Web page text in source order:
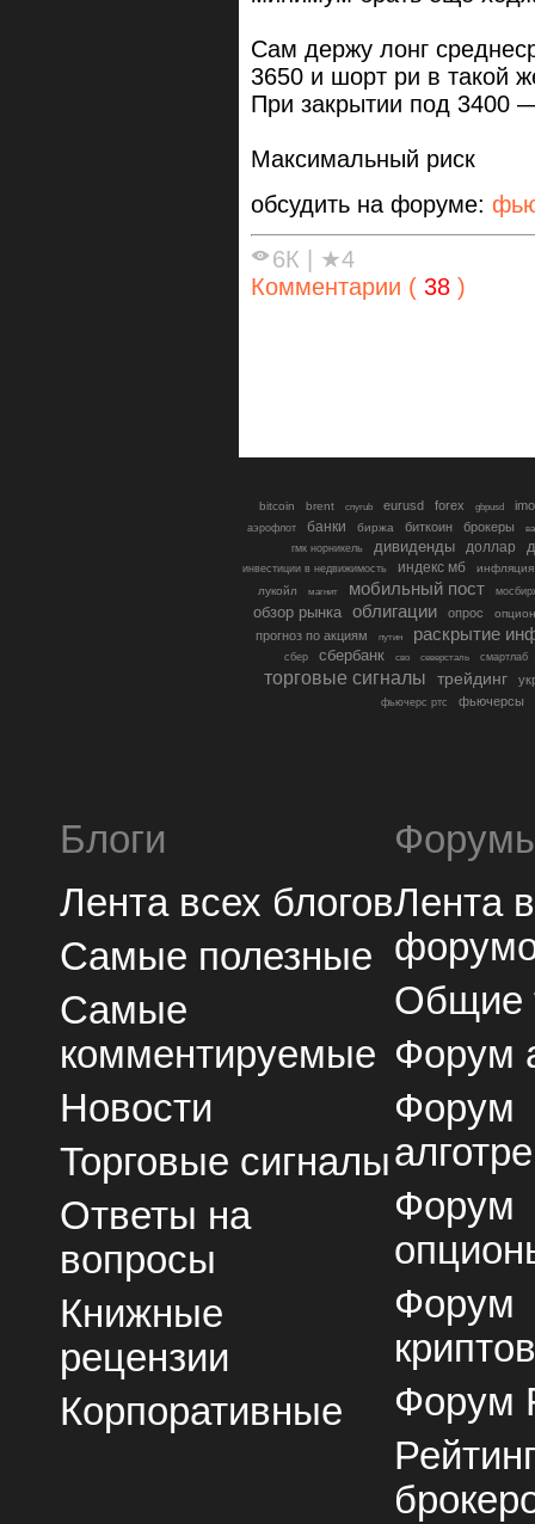
Сам держу лонг
3650 и шорт ри в такой
При закрытии под 3400
Максимальный риск
обсудить на форуме:
6К | ★4
Комментарии ( 38 )
bitcoin brent cnyrub eurusd forex gbpusd
аэрофлот банки биржа биткоин брокеры
гмк норникель
дивиденды доллар
инвестиции в недвижимость индекс мб
инфляция
лукойл
магнит мобильный пост
обзор рынка облигации опрос
прогноз по акциям путин раскрытие
сбер сбербанк сво северсталь смартлаб
торговые сигналы трейдинг
фьючерс ртс фьючерсы
Блоги
Лента всех блогов
Самые полезные
Самые
комментируемые
Новости
Торговые сигналы
Ответы на
вопросы
Книжные
рецензии
Корпоративные
Лента
Общие
Форум
Форум
Форум
Форум
Форум